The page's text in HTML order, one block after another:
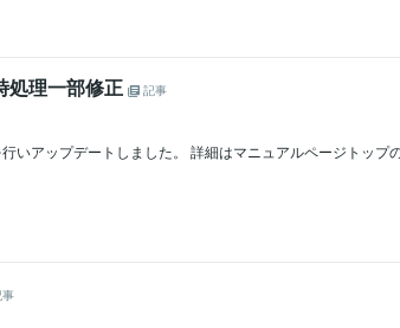
処理一部修正
記事
いアップデートしました。 詳細はマニュアルページトップ